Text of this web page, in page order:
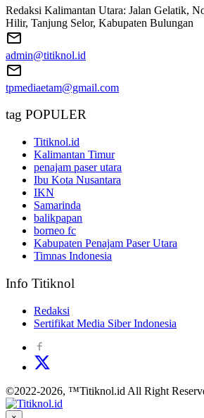
Redaksi Kalimantan Utara: Jalan Gelatik,
Hilir, Tanjung Selor, Kabupaten Bulungan
admin@titiknol.id
tpmediaetam@gmail.com
tag POPULER
Titiknol.id
Kalimantan Timur
penajam paser utara
Ibu Kota Nusantara
IKN
Samarinda
balikpapan
borneo fc
Kabupaten Penajam Paser Utara
Timnas Indonesia
Info Titiknol
Redaksi
Sertifikat Media Siber Indonesia
©2022-2026, ™Titiknol.id All Right